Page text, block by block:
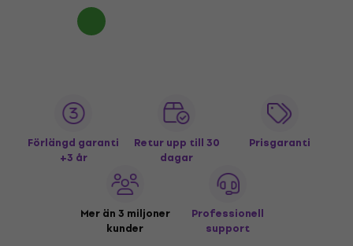
Förlängd garanti
+3 år
Retur upp till 30
dagar
Prisgaranti
Mer än 3 miljoner
kunder
Professionell
support